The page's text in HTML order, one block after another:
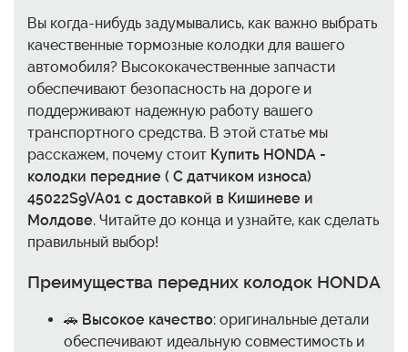
Вы когда-нибудь задумывались, как важно выбрать
качественные тормозные колодки для вашего
автомобиля? Высококачественные запчасти
обеспечивают безопасность на дороге и
поддерживают надежную работу вашего
транспортного средства. В этой статье мы
расскажем, почему стоит Купить HONDA -
колодки передние ( С датчиком износа)
45022S9VA01 с доставкой в Кишиневе и
Молдове. Читайте до конца и узнайте, как сделать
правильный выбор!
Преимущества передних колодок HONDA
🚗 Высокое качество: оригинальные детали
обеспечивают идеальную совместимость и